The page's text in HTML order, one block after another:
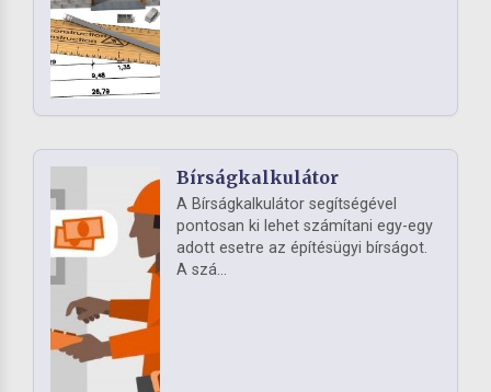
Bírságkalkulátor
A Bírságkalkulátor segítségével
pontosan ki lehet számítani egy-egy
adott esetre az építésügyi bírságot.
A szá...